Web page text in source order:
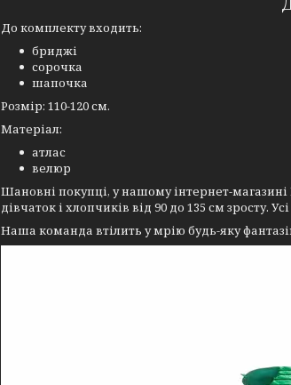
До комплекту входить:
бриджі
сорочка
шапочка
Розмір: 110-120 см.
Матеріал:
атлас
велюр
Шановні покупці, у нашому інтернет-
дівчаток і хлопчиків від 90 до 135 см зросту.
Наша команда втілить у мрію будь-яку